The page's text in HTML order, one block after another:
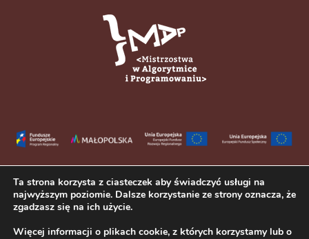
Ta strona korzysta z ciasteczek aby świadczyć usługi na
najwyższym poziomie. Dalsze korzystanie ze strony oznacza, że
zgadzasz się na ich użycie.
Więcej informacji o plikach cookie, z których korzystamy lub o